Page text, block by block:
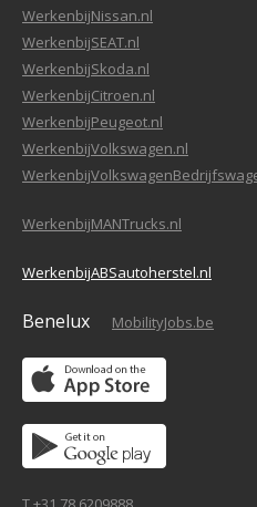
WerkenbijNissan.nl
WerkenbijSEAT.nl
WerkenbijSkoda.nl
WerkenbijCitroen.nl
WerkenbijPeugeot.nl
WerkenbijVolkswagen.nl
WerkenbijMANTrucks.nl
WerkenbijABSautoherstel.nl
Benelux MobilityJobs.be